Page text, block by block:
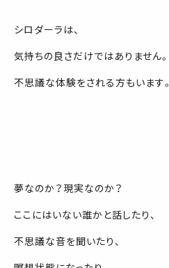
シロダーラは、
気持ちの良さだけではありません。
不思議な体験をされる方もいます。
夢なのか？現実なのか？
ここにはいない誰かと話したり、
不思議な音を聞いたり、